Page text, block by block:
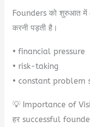
Founders को शुरुआत
करनी पड़ती है।
• financial pressure
• risk-taking
• constant problem
💡 Importance of
हर successful